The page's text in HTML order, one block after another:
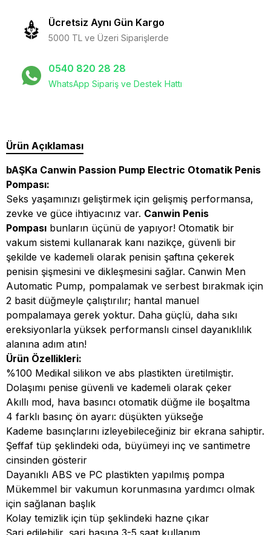
Ücretsiz Aynı Gün Kargo
5000 TL ve Üzeri Siparişlerde
0540 820 28 28
WhatsApp Sipariş ve Destek Hattı
Ürün Açıklaması
bAŞKa Canwin Passion Pump Electric Otomatik Penis
Pompası:
Seks yaşamınızı geliştirmek için gelişmiş performansa,
zevke ve güce ihtiyacınız var. Canwin Penis
Pompası bunların üçünü de yapıyor! Otomatik bir
vakum sistemi kullanarak kanı nazikçe, güvenli bir
şekilde ve kademeli olarak penisin şaftına çekerek
penisin şişmesini ve dikleşmesini sağlar. Canwin Men
Automatic Pump, pompalamak ve serbest bırakmak için
2 basit düğmeyle çalıştırılır; hantal manuel
pompalamaya gerek yoktur. Daha güçlü, daha sıkı
ereksiyonlarla yüksek performanslı cinsel dayanıklılık
alanına adım atın!
Ürün Özellikleri:
%100 Medikal silikon ve abs plastikten üretilmiştir.
Dolaşımı penise güvenli ve kademeli olarak çeker
Akıllı mod, hava basıncı otomatik düğme ile boşaltma
4 farklı basınç ön ayarı: düşükten yükseğe
Kademe basınçlarını izleyebileceğiniz bir ekrana sahiptir.
Şeffaf tüp şeklindeki oda, büyümeyi inç ve santimetre
cinsinden gösterir
Dayanıklı ABS ve PC plastikten yapılmış pompa
Mükemmel bir vakumun korunmasına yardımcı olmak
için sağlanan başlık
Kolay temizlik için tüp şeklindeki hazne çıkar